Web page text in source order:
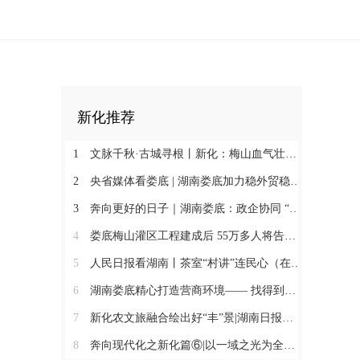
新化推荐
1 文脉千秋·古城寻根丨新化：梅山血气壮此城
2 央省媒体看娄底 | 湖南娄底加力稳外贸稳外资 一季度对外实际投资同比增长174.9%
3 奔向更好的日子｜湖南娄底：政企协同 “基金+保险”破解万人搬迁后扶难题
4 娄底梅山灌区工程建成后 55万多人将告别“靠天喝水”@湖南日报头版
5 人民日报看湖南丨茶室“村讲”连民心（在现场·“村字号”文体活动观察）
6 湖南娄底精心打造营商环境—— 找得到人 听得懂话 办得了事
7 新化农文旅融合绘出好“丰”景|湖南日报市州版头条
8 奔向现代化之新化篇⑥|以一域之光为全局添彩@湖南日报